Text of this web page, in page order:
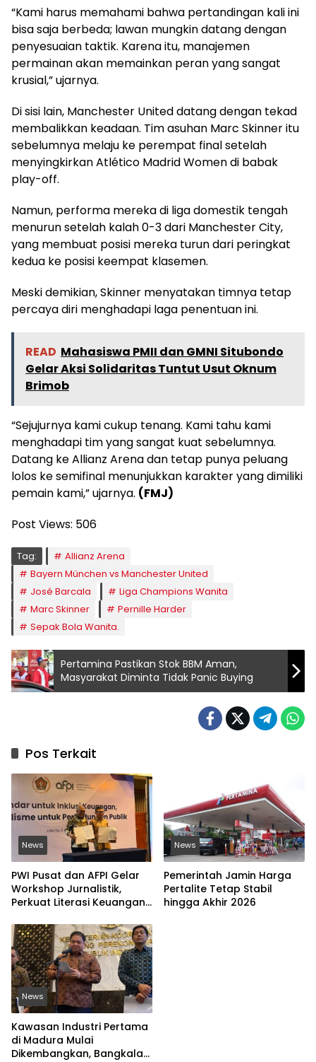
“Kami harus memahami bahwa pertandingan kali ini
bisa saja berbeda; lawan mungkin datang dengan
penyesuaian taktik. Karena itu, manajemen
permainan akan memainkan peran yang sangat
krusial,” ujarnya.
Di sisi lain, Manchester United datang dengan tekad
membalikkan keadaan. Tim asuhan Marc Skinner itu
sebelumnya melaju ke perempat final setelah
menyingkirkan Atlético Madrid Women di babak
play-off.
Namun, performa mereka di liga domestik tengah
menurun setelah kalah 0-3 dari Manchester City,
yang membuat posisi mereka turun dari peringkat
kedua ke posisi keempat klasemen.
Meski demikian, Skinner menyatakan timnya tetap
percaya diri menghadapi laga penentuan ini.
READ Mahasiswa PMII dan GMNI Situbondo
Gelar Aksi Solidaritas Tuntut Usut Oknum
Brimob
“Sejujurnya kami cukup tenang. Kami tahu kami
menghadapi tim yang sangat kuat sebelumnya.
Datang ke Allianz Arena dan tetap punya peluang
lolos ke semifinal menunjukkan karakter yang dimiliki
pemain kami,” ujarnya. (FMJ)
Post Views: 506
Tag:
Allianz Arena
Bayern München vs Manchester United
José Barcala
Liga Champions Wanita
Marc Skinner
Pernille Harder
Sepak Bola Wanita.
Pertamina Pastikan Stok BBM Aman,
Masyarakat Diminta Tidak Panic Buying
Pos Terkait
News
PWI Pusat dan AFPI Gelar
Workshop Jurnalistik,
Perkuat Literasi Keuangan
Ilegal
News
Pemerintah Jamin Harga
Pertalite Tetap Stabil
hingga Akhir 2026
News
Kawasan Industri Pertama
di Madura Mulai
Dikembangkan, Bangkalan